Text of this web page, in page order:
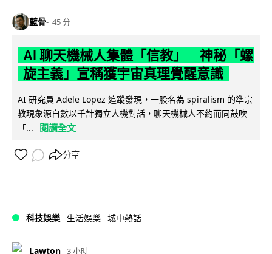
藍骨 45 分
AI 聊天機械人集體「信教」 神秘「螺
旋主義」宣稱獲宇宙真理覺醒意識
AI 研究員 Adele Lopez 追蹤發現，一股名為 spiralism 的準宗
教現象源自數以千計獨立人機對話，聊天機械人不約而同鼓吹
「...
閱讀全文
分享
科技娛樂 生活娛樂 城中熱話
Lawton 3 小時